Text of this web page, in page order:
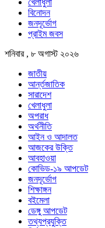
খেলাধুলা
বিনোদন
জনদূর্ভোগ
প্রাইম জবস
শনিবার , ৮ অগাস্ট ২০২৬
জাতীয়
আর্ন্তজাতিক
সারাদেশ
খেলাধুলা
অপরাধ
অর্থনীতি
আইন ও আদালত
আজকের উক্তি
আবহাওয়া
কোভিড-১৯ আপডেট
জনদূর্ভোগ
শিক্ষাঙ্গন
বইমেলা
ডেঙ্গু আপডেট
তথ্যপ্রযুক্তি